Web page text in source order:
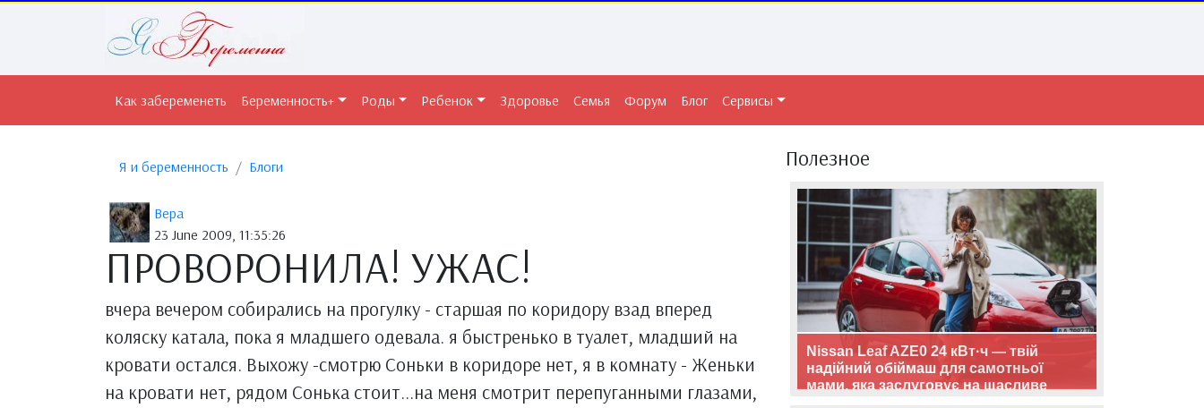
Как забеременеть Беременность+ Роды Ребенок Здоровье Семья Форум Блог Сервисы
Я и беременность Блоги
Вера
23 June 2009, 11:35:26
ПРОВОРОНИЛА! УЖАС!
вчера вечером собирались на прогулку - старшая по коридору взад вперед
коляску катала, пока я младшего одевала. я быстренько в туалет, младший на
кровати остался. Выхожу -смотрю Соньки в коридоре нет, я в комнату - Женьки
на кровати нет, рядом Сонька стоит...на меня смотрит перепуганными глазами,
Полезное
Nissan Leaf AZE0 24 кВт·ч — твій
надійний обіймаш для самотньої
мами, яка заслуговує на щасливе